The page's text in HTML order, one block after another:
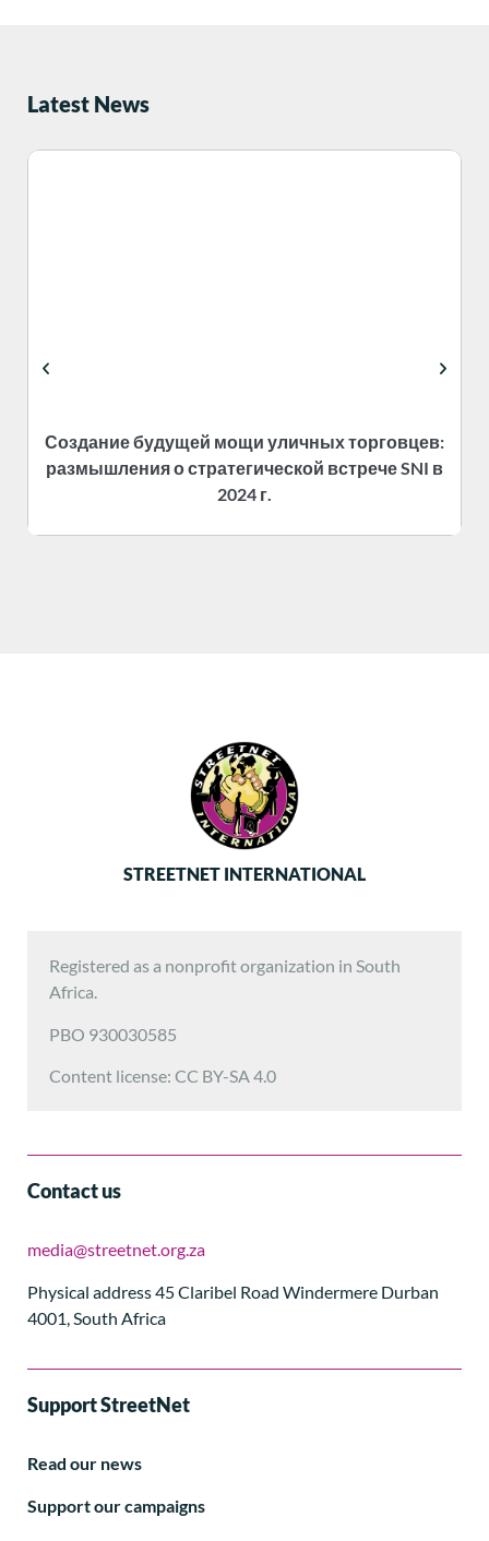
Latest News
Создание будущей мощи уличных торговцев:
размышления о стратегической встрече SNI в
2024 г.
STREETNET INTERNATIONAL
Registered as a nonprofit organization in South
Africa.
PBO 930030585
Content license: CC BY-SA 4.0
Contact us
media@streetnet.org.za
Physical address 45 Claribel Road Windermere Durban
4001, South Africa
Support StreetNet
Read our news
Support our campaigns